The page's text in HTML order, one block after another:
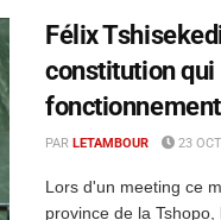
Félix
constitution qui
PAR LETAMBOUR 23
Lors d'un meeting ce
province de la